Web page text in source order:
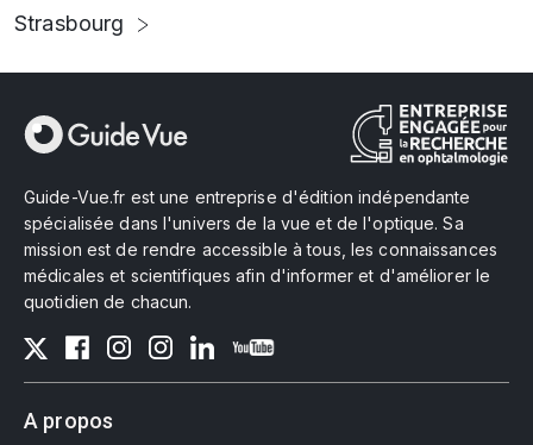
Strasbourg
Guide-Vue.fr est une entreprise d'édition indépendante
spécialisée dans l'univers de la vue et de l'optique. Sa
mission est de rendre accessible à tous, les connaissances
médicales et scientifiques afin d'informer et d'améliorer le
quotidien de chacun.
A propos